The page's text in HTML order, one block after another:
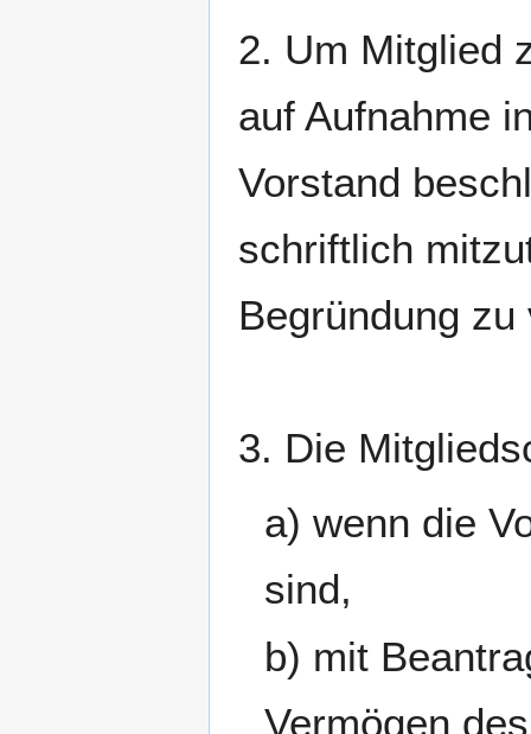
2. Um Mitglied
auf Aufnahme
Vorstand
schriftlich
Begründung zu
3. Die
a) wenn die
sind,
b) mit
Vermögen